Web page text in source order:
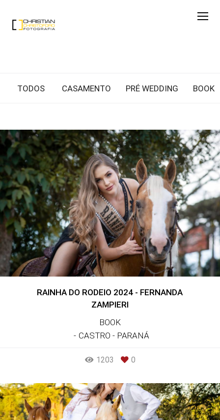
TODOS CASAMENTO PRÉ WEDDING BOOK
RAINHA DO RODEIO 2024 - FERNANDA
ZAMPIERI
BOOK
CASTRO - PARANÁ
1203 0